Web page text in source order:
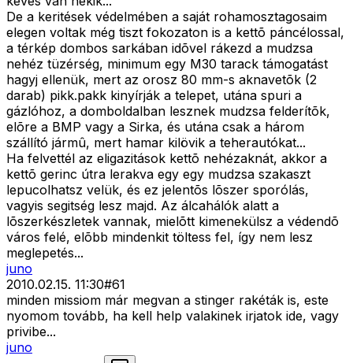
De a keritések védelmében a saját rohamosztagosaim
elegen voltak még tiszt fokozaton is a kettõ páncélossal,
a térkép dombos sarkában idõvel rákezd a mudzsa
nehéz tüzérség, minimum egy M30 tarack támogatást
hagyj ellenük, mert az orosz 80 mm-s aknavetõk (2
darab) pikk.pakk kinyírják a telepet, utána spuri a
gázlóhoz, a domboldalban lesznek mudzsa felderítõk,
elõre a BMP vagy a Sirka, és utána csak a három
szállító jármû, mert hamar kilövik a teherautókat...
Ha felvettél az eligazitások kettõ nehézaknát, akkor a
kettõ gerinc útra lerakva egy egy mudzsa szakaszt
lepucolhatsz velük, és ez jelentõs lõszer sporólás,
vagyis segitség lesz majd. Az álcahálók alatt a
lõszerkészletek vannak, mielõtt kimenekülsz a védendõ
város felé, elõbb mindenkit töltess fel, így nem lesz
meglepetés...
juno
2010.02.15. 11:30#61
minden missiom már megvan a stinger rakéták is, este
nyomom tovább, ha kell help valakinek irjatok ide, vagy
privibe...
juno